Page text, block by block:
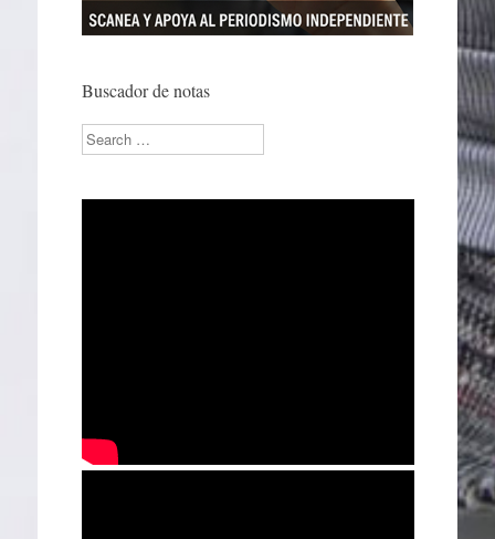
Buscador de notas
Search